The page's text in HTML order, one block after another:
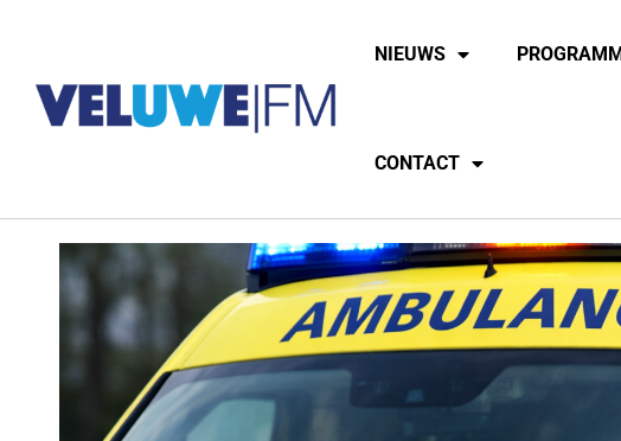
NIEUWS
CONTACT